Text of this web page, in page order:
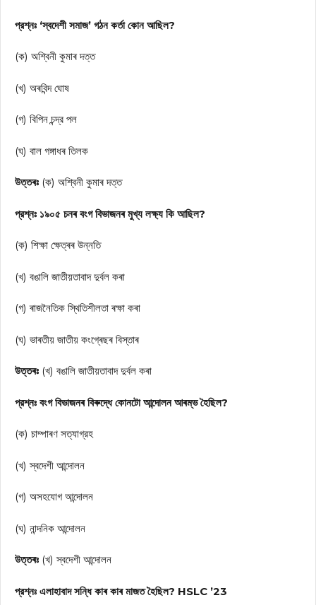
প্রশ্নঃ ‘স্বদেশী সমাজ’ গঠন কর্তা কোন আছিল?
(ক) অশ্বিনী কুমাৰ দত্ত
(খ) অৰবিন্দ ঘোষ
(গ) বিপিন চন্দ্র পল
(ঘ) বাল গঙ্গাধৰ তিলক
উত্তৰঃ (ক) অশ্বিনী কুমাৰ দত্ত
প্রশ্নঃ ১৯০৫ চনৰ বংগ বিভাজনৰ মুখ্য লক্ষ্য কি আছিল?
(ক) শিক্ষা ক্ষেত্ৰৰ উন্নতি
(খ) বঙালি জাতীয়তাবাদ দুৰ্বল কৰা
(গ) ৰাজনৈতিক স্থিতিশীলতা ৰক্ষা কৰা
(ঘ) ভাৰতীয় জাতীয় কংগ্ৰেছৰ বিস্তাৰ
উত্তৰঃ (খ) বঙালি জাতীয়তাবাদ দুৰ্বল কৰা
প্রশ্নঃ বংগ বিভাজনৰ বিৰুদ্ধে কোনটো আন্দোলন আৰম্ভ হৈছিল?
(ক) চাম্পাৰণ সত্যাগ্রহ
(খ) স্বদেশী আন্দোলন
(গ) অসহযোগ আন্দোলন
(ঘ) নান্দনিক আন্দোলন
উত্তৰঃ (খ) স্বদেশী আন্দোলন
প্রশ্নঃ এলাহাবাদ সন্ধি কাৰ কাৰ মাজত হৈছিল? HSLC ’23